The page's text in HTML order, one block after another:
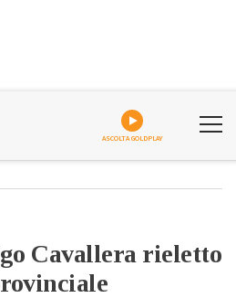
ASCOLTA GOLDPLAY
Cavallera rieletto